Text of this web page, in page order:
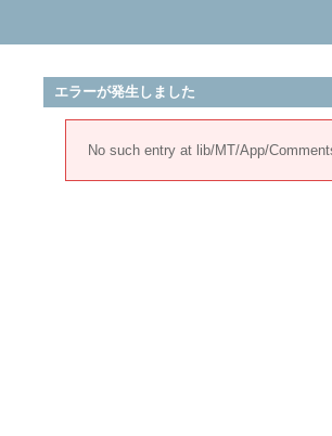
エラーが発生しました
No such entry at lib/MT/App/